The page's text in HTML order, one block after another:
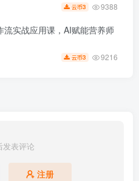
云币3 9388
流实战应用课，AI赋能营养师
云币3 9216
发表评论
注册